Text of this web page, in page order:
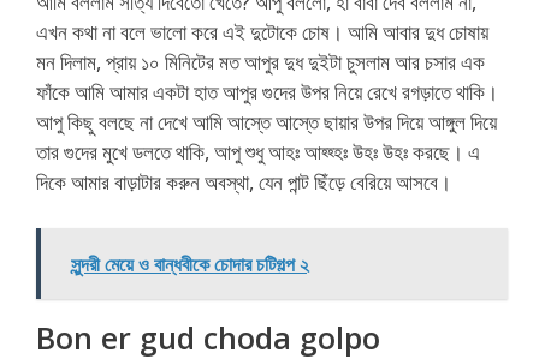
এখন কথা না বলে ভালো করে এই দুটোকে চোষ। আমি আবার দুধ চোষায়
মন দিলাম, প্রায় ১০ মিনিটের মত আপুর দুধ দুইটা চুসলাম আর চসার এক
ফাঁকে আমি আমার একটা হাত আপুর গুদের উপর নিয়ে রেখে রগড়াতে থাকি।
আপু কিছু বলছে না দেখে আমি আস্তে আস্তে ছায়ার উপর দিয়ে আঙ্গুল দিয়ে
তার গুদের মুখে ডলতে থাকি, আপু শুধু আহঃ আহ্হ্হঃ উহঃ উহঃ করছে। এ
দিকে আমার বাড়াটার করুন অবস্থা, যেন পান্ট ছিঁড়ে বেরিয়ে আসবে।
সুন্দরী মেয়ে ও বান্ধবীকে চোদার চটিগল্প ২
Bon er gud choda golpo